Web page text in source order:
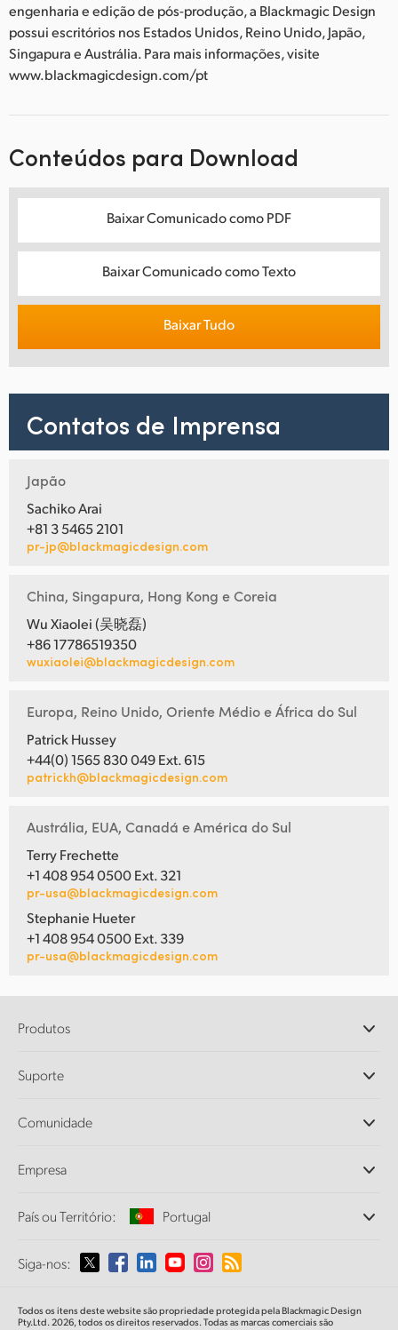
engenharia e edição de pós-produção, a Blackmagic Design
possui escritórios nos Estados Unidos, Reino Unido, Japão,
Singapura e Austrália. Para mais informações, visite
www.blackmagicdesign.com/pt
Conteúdos para Download
Baixar Comunicado como PDF
Baixar Comunicado como Texto
Baixar Tudo
Contatos de Imprensa
Japão
Sachiko Arai
+81 3 5465 2101
pr-jp@blackmagicdesign.com
China, Singapura, Hong Kong e Coreia
Wu Xiaolei (吴晓磊)
+86 17786519350
wuxiaolei@blackmagicdesign.com
Europa, Reino Unido, Oriente Médio e África do Sul
Patrick Hussey
+44(0) 1565 830 049 Ext. 615
patrickh@blackmagicdesign.com
Austrália, EUA, Canadá e América do Sul
Terry Frechette
+1 408 954 0500 Ext. 321
pr-usa@blackmagicdesign.com
Stephanie Hueter
+1 408 954 0500 Ext. 339
pr-usa@blackmagicdesign.com
Produtos
DaVinci Resolve e Fusion
Ultimatte
Captura e Reprodução
Conversão de Padrões
Monitoramento
Armazenamento em Rede
Roteamento e Distribuição
Suporte
Central de Suporte Técnico
Comunidade
Empresa
Sobre a Blackmagic Design
Imprensa
País ou Território: Portugal
Selecione seu país ou território
Siga-nos:
Todos os itens deste website são propriedade protegida pela Blackmagic Design
Pty.Ltd. 2026, todos os direitos reservados. Todas as marcas comerciais são